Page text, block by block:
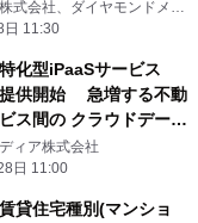
式会社、ダイヤモンドメデ
日 11:30
化型iPaaSサービス
提供開始 急増する不動
ス間の クラウドデー
を連動し、一本化
ィア株式会社
日 11:00
貸住宅種別(マンショ